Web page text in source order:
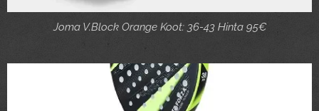
Joma V.Block Orange Koot: 36-43 Hinta 95€